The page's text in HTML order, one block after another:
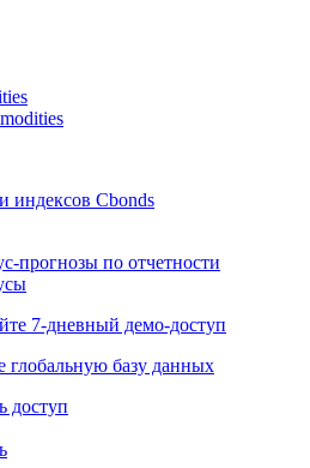
индексов Cbonds
прогнозы по отчетности
7-дневный демо-доступ
глобальную базу данных
доступ